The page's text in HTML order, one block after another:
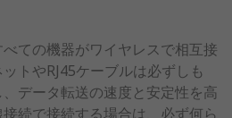
ての機器がワイヤレスで相互接
トやRJ45ケーブルは必ずしも
データ転送の速度と安定性を高
続で接続する場合は、必ず何ら